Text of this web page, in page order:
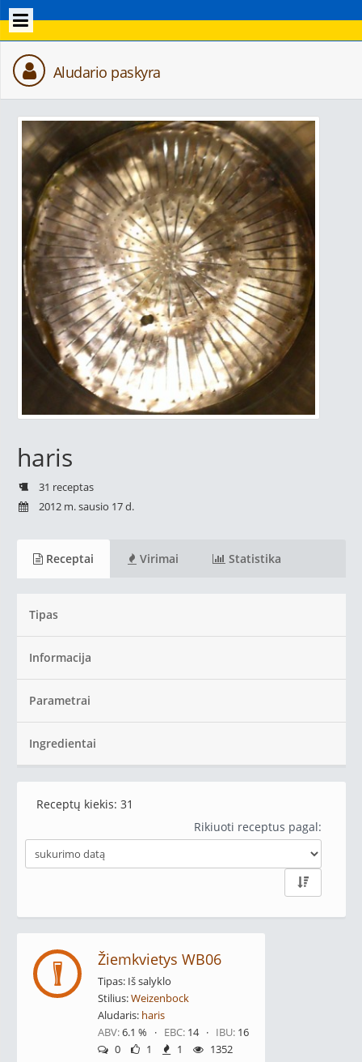
Aludario paskyra
haris
31 receptas
2012 m. sausio 17 d.
Receptai Virimai Statistika
Tipas
Informacija
Parametrai
Ingredientai
Receptų kiekis: 31
Rikiuoti receptus pagal:
Žiemkvietys WB06
Tipas: Iš salyklo
Stilius:Weizenbock
Aludaris: haris
ABV:6.1 % · EBC: 14 · IBU: 16
0
1 1 1352